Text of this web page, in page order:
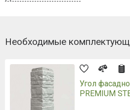
Необходимые
Угол
PREMIUM